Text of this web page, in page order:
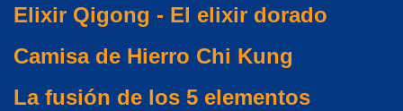
Elixir Qigong - El elixir dorado
Camisa de Hierro Chi Kung
La fusión de los 5 elementos